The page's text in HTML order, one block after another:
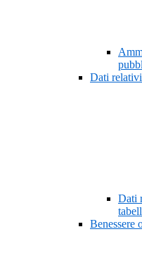
Dati
Dati
Benessere